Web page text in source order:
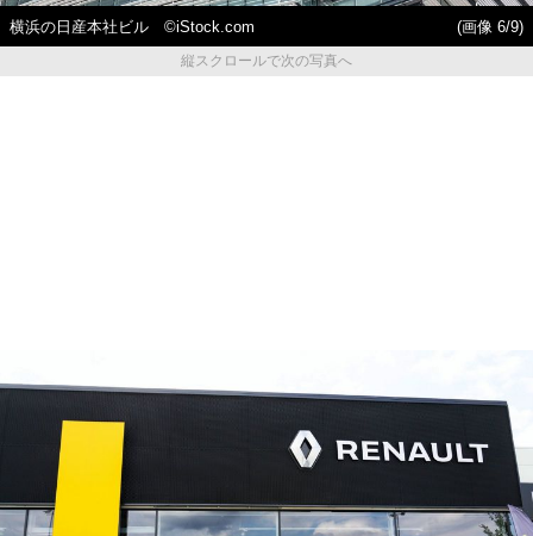
横浜の日産本社ビル ©iStock.com
(画像 6/9)
縦スクロールで次の写真へ